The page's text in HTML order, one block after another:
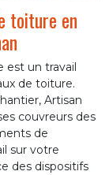
toiture en
un travail
de toiture.
Artisan
couvreurs des
de
sur votre
des dispositifs